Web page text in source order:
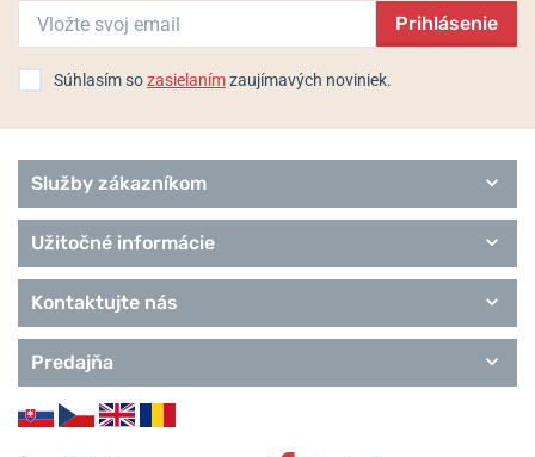
Prihlásenie
Súhlasím sozasielanímzaujímavých noviniek.
Služby zákazníkom
Užitočné informácie
Kontaktujte nás
Predajňa